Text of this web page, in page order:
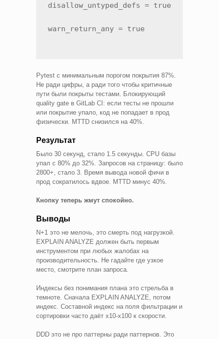
disallow_untyped_defs = true
warn_return_any = true
Pytest с минимальным порогом покрытия 87%.
Не ради цифры, а ради того чтобы критичные
пути были покрыты тестами. Блокирующий
quality gate в GitLab CI: если тесты не прошли
или покрытие упало, код не попадает в прод
физически. MTTD снизился на 40%.
Результат
Было 30 секунд, стало 1.5 секунды. CPU базы
упал с 80% до 32%. Запросов на страницу: было
2800+, стало 3. Время вывода новой фичи в
прод сократилось вдвое. MTTD минус 40%.
Кнопку теперь жмут спокойно.
Выводы
N+1 это не мелочь, это смерть под нагрузкой.
EXPLAIN ANALYZE должен быть первым
инструментом при любых жалобах на
производительность. Не гадайте где узкое
место, смотрите план запроса.
Индексы без понимания плана это стрельба в
темноте. Сначала EXPLAIN ANALYZE, потом
индекс. Составной индекс на поля фильтрации и
сортировки часто даёт x10-x100 к скорости.
DDD это не про паттерны ради паттернов. Это